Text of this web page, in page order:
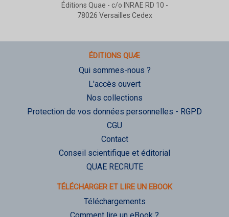
Éditions Quae - c/o INRAE RD 10 -
78026 Versailles Cedex
ÉDITIONS QUÆ
Qui sommes-nous ?
L'accès ouvert
Nos collections
Protection de vos données personnelles - RGPD
CGU
Contact
Conseil scientifique et éditorial
QUAE RECRUTE
TÉLÉCHARGER ET LIRE UN EBOOK
Téléchargements